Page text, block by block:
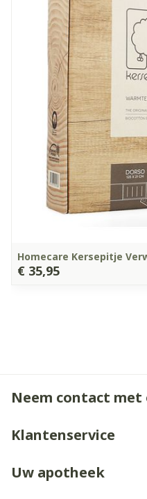
Diepte 70 mm
Behoud
25°C)
Homecare Kersepitje
€ 35,95
Neem contact met
Klantenservice
Uw apotheek